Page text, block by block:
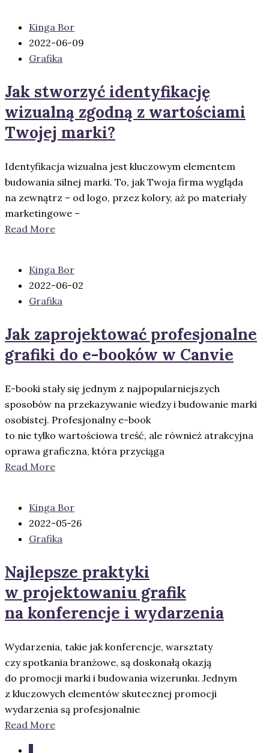
Kinga Bor
2022-06-09
Grafika
Jak stworzyć identyfikację
wizualną zgodną z wartościami
Twojej marki?
Identyfikacja wizualna jest kluczowym elementem
budowania silnej marki. To, jak Twoja firma wygląda
na zewnątrz – od logo, przez kolory, aż po materiały
marketingowe –
Read More
Kinga Bor
2022-06-02
Grafika
Jak zaprojektować profesjonalne
grafiki do e-booków w Canvie
E-booki stały się jednym z najpopularniejszych
sposobów na przekazywanie wiedzy i budowanie marki
osobistej. Profesjonalny e-book
to nie tylko wartościowa treść, ale również atrakcyjna
oprawa graficzna, która przyciąga
Read More
Kinga Bor
2022-05-26
Grafika
Najlepsze praktyki
w projektowaniu grafik
na konferencje i wydarzenia
Wydarzenia, takie jak konferencje, warsztaty
czy spotkania branżowe, są doskonałą okazją
do promocji marki i budowania wizerunku. Jednym
z kluczowych elementów skutecznej promocji
wydarzenia są profesjonalnie
Read More